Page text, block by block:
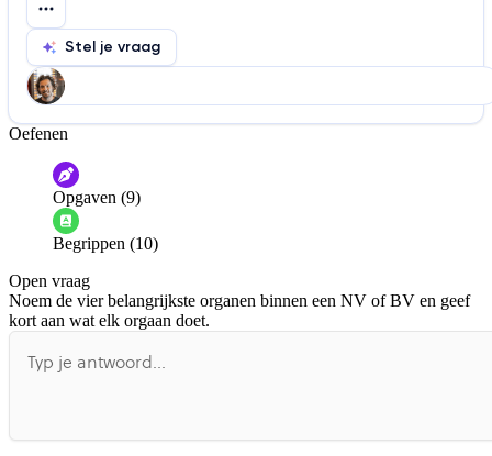
Stel je vraag
Help ons de video te verbeteren
De audio is slecht
Informatie is onjuist
De docent is te langdradig
De uitleg gaat te langzaam
Afspelen werkte niet
Oefenen
Opgaven (9)
Begrippen (10)
Open vraag
Noem de vier belangrijkste organen binnen een NV of BV en geef
kort aan wat elk orgaan doet.